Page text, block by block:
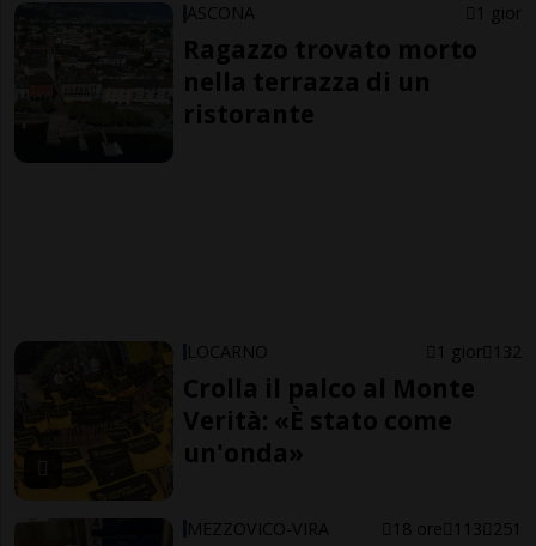
ASCONA 1 gior
Ragazzo trovato morto
nella terrazza di un
ristorante
LOCARNO 1 gior 132
Crolla il palco al Monte
Verità: «È stato come
un'onda»
MEZZOVICO-VIRA 18 ore 113 251